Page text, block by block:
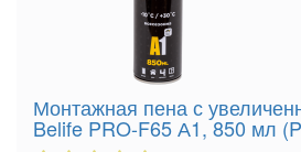
Монтажная пена с
Belife PRO-F65 А1, 850 мл